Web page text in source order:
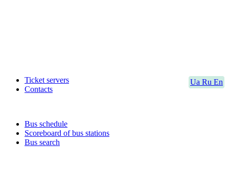
Ua Ru En
Ticket servers
Contacts
Bus schedule
Scoreboard of bus stations
Bus search